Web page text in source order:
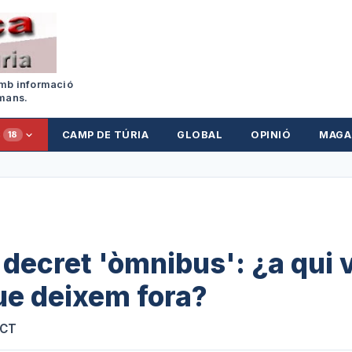
informació
18 CAMP DE TÚRIA GLOBAL OPINIÓ
'òmnibus': ¿a qui
deixem fora?